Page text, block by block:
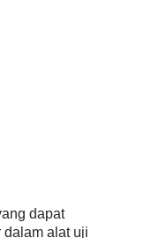
dapat
dalam alat uji